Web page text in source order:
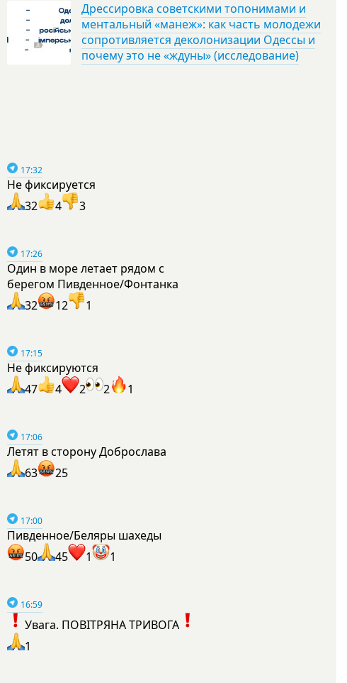
Дрессировка советскими топонимами и
ментальный «манеж»: как часть молодежи
сопротивляется деколонизации Одессы и
почему это не «ждуны» (исследование)
17:32
Не фиксируется
32
4 3
17:26
Один в море летает рядом с
берегом Пивденное/Фонтанка
32
12 1
17:15
Не фиксируются
47
4 2 2 1
17:06
Летят в сторону Доброслава
63
25
17:00
Пивденное/Беляры шахеды
50
45 1 1
16:59
Увага. ПОВІТРЯНА ТРИВОГА
1